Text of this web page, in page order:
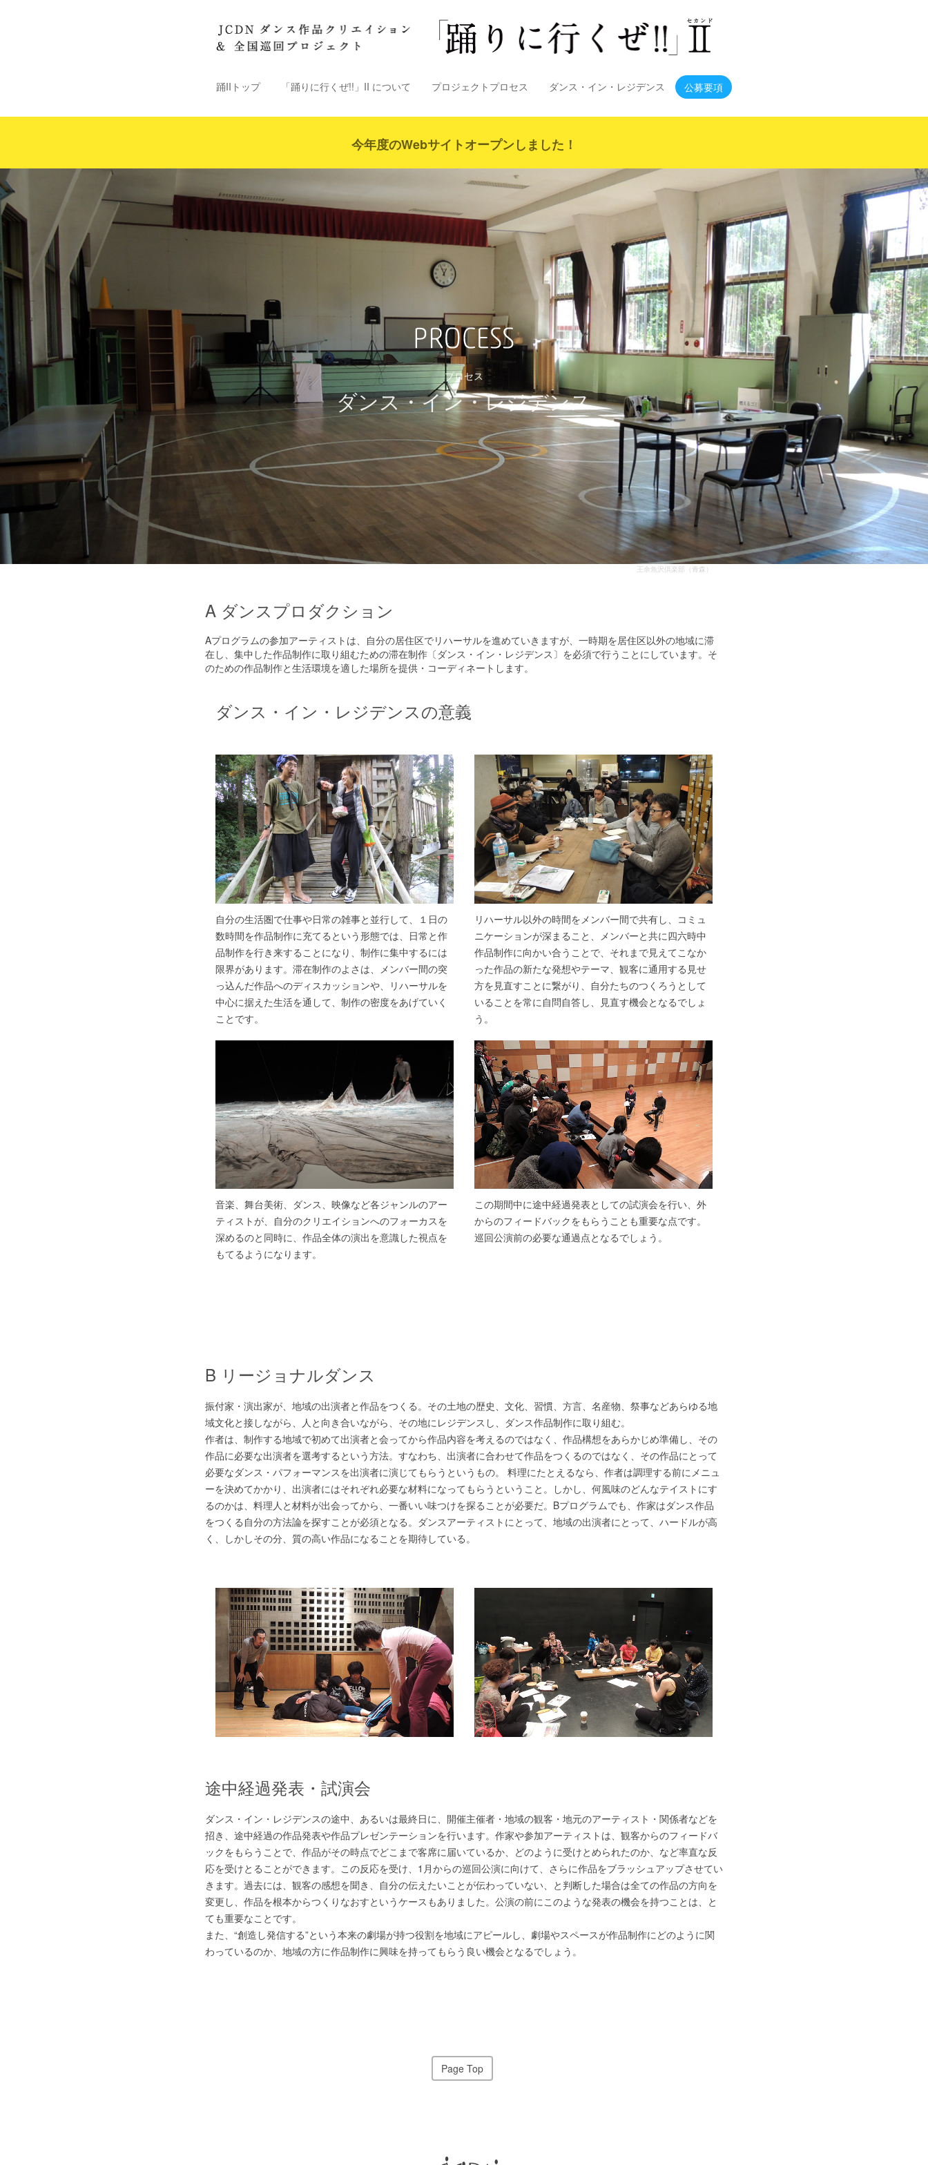
踊IIトップ 「踊りに行くぜ!!」II について プロジェクトプロセス ダンス・イン・レジデンス 公募要項
今年度のWebサイトオープンしました！
プロセス
ダンス・イン・レジデンス
王余魚沢倶楽部（青森）
A ダンスプロダクション
Aプログラムの参加アーティストは、自分の居住区でリハーサルを進めていきますが、一時期を居住区以外の地域に滞
在し、集中した作品制作に取り組むための滞在制作〔ダンス・イン・レジデンス〕を必須で行うことにしています。そ
のための作品制作と生活環境を適した場所を提供・コーディネートします。
ダンス・イン・レジデンスの意義
自分の生活圏で仕事や日常の雑事と並行して、１日の
数時間を作品制作に充てるという形態では、日常と作
品制作を行き来することになり、制作に集中するには
限界があります。滞在制作のよさは、メンバー間の突
っ込んだ作品へのディスカッションや、リハーサルを
中心に据えた生活を通して、制作の密度をあげていく
ことです。
リハーサル以外の時間をメンバー間で共有し、コミュ
ニケーションが深まること、メンバーと共に四六時中
作品制作に向かい合うことで、それまで見えてこなか
った作品の新たな発想やテーマ、観客に通用する見せ
方を見直すことに繋がり、自分たちのつくろうとして
いることを常に自問自答し、見直す機会となるでしょ
う。
音楽、舞台美術、ダンス、映像など各ジャンルのアー
ティストが、自分のクリエイションへのフォーカスを
深めるのと同時に、作品全体の演出を意識した視点を
もてるようになります。
この期間中に途中経過発表としての試演会を行い、外
からのフィードバックをもらうことも重要な点です。
巡回公演前の必要な通過点となるでしょう。
B リージョナルダンス
振付家・演出家が、地域の出演者と作品をつくる。その土地の歴史、文化、習慣、方言、名産物、祭事などあらゆる地
域文化と接しながら、人と向き合いながら、その地にレジデンスし、ダンス作品制作に取り組む。
作者は、制作する地域で初めて出演者と会ってから作品内容を考えるのではなく、作品構想をあらかじめ準備し、その
作品に必要な出演者を選考するという方法。すなわち、出演者に合わせて作品をつくるのではなく、その作品にとって
必要なダンス・パフォーマンスを出演者に演じてもらうというもの。 料理にたとえるなら、作者は調理する前にメニュ
ーを決めてかかり、出演者にはそれぞれ必要な材料になってもらうということ。しかし、何風味のどんなテイストにす
るのかは、料理人と材料が出会ってから、一番いい味つけを探ることが必要だ。Bプログラムでも、作家はダンス作品
をつくる自分の方法論を探すことが必須となる。ダンスアーティストにとって、地域の出演者にとって、ハードルが高
く、しかしその分、質の高い作品になることを期待している。
途中経過発表・試演会
ダンス・イン・レジデンスの途中、あるいは最終日に、開催主催者・地域の観客・地元のアーティスト・関係者などを
招き、途中経過の作品発表や作品プレゼンテーションを行います。作家や参加アーティストは、観客からのフィードバ
ックをもらうことで、作品がその時点でどこまで客席に届いているか、どのように受けとめられたのか、など率直な反
応を受けとることができます。この反応を受け、1月からの巡回公演に向けて、さらに作品をブラッシュアップさせてい
きます。過去には、観客の感想を聞き、自分の伝えたいことが伝わっていない、と判断した場合は全ての作品の方向を
変更し、作品を根本からつくりなおすというケースもありました。公演の前にこのような発表の機会を持つことは、と
ても重要なことです。
また、“創造し発信する”という本来の劇場が持つ役割を地域にアピールし、劇場やスペースが作品制作にどのように関
わっているのか、地域の方に作品制作に興味を持ってもらう良い機会となるでしょう。
Page Top